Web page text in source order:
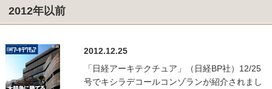
2012年以前
2012.12.25
「日経アーキテクチュア」（日経BP社）12/25
号でキシラデコールコンゾランが紹介されまし